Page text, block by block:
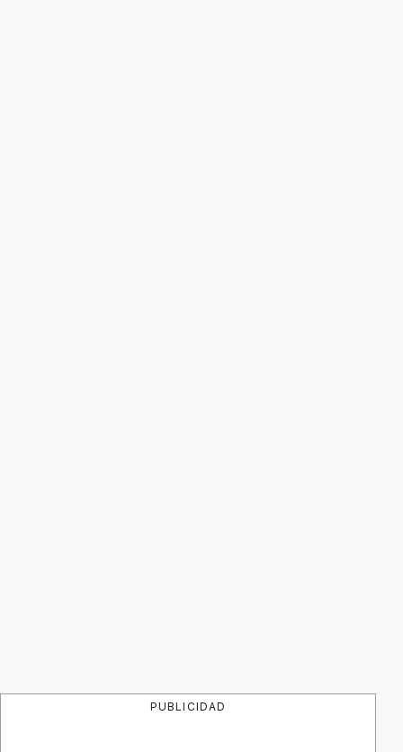
PUBLICIDAD